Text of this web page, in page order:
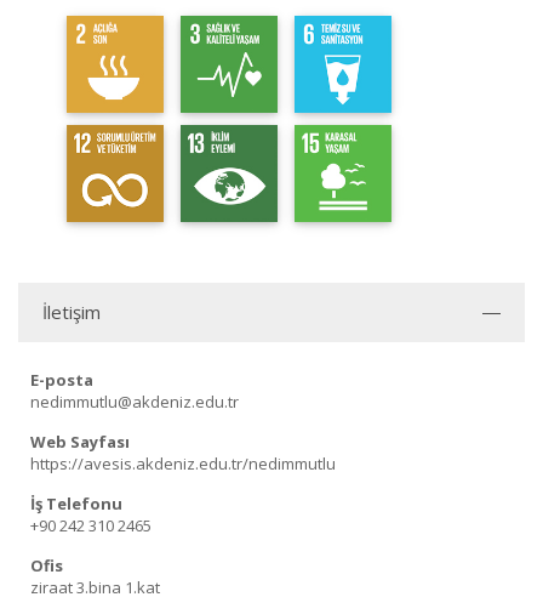
İletişim
E-posta
nedimmutlu@akdeniz.edu.tr
Web Sayfası
https://avesis.akdeniz.edu.tr/nedimmutlu
İş Telefonu
+90 242 310 2465
Ofis
ziraat 3.bina 1.kat